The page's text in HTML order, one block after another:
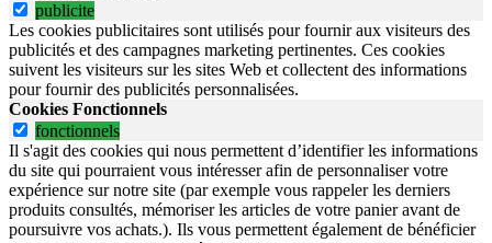
publicite
Les cookies publicitaires sont utilisés pour fournir aux visiteurs des
publicités et des campagnes marketing pertinentes. Ces cookies
suivent les visiteurs sur les sites Web et collectent des informations
pour fournir des publicités personnalisées.
Cookies Fonctionnels
fonctionnels
Il s'agit des cookies qui nous permettent d’identifier les informations
du site qui pourraient vous intéresser afin de personnaliser votre
expérience sur notre site (par exemple vous rappeler les derniers
produits consultés, mémoriser les articles de votre panier avant de
poursuivre vos achats.). Ils vous permettent également de bénéficier